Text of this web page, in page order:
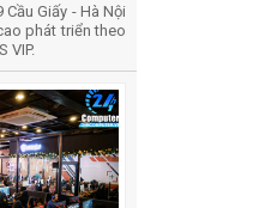
Cầu Giấy - Hà Nội
phát triển theo
VIP.